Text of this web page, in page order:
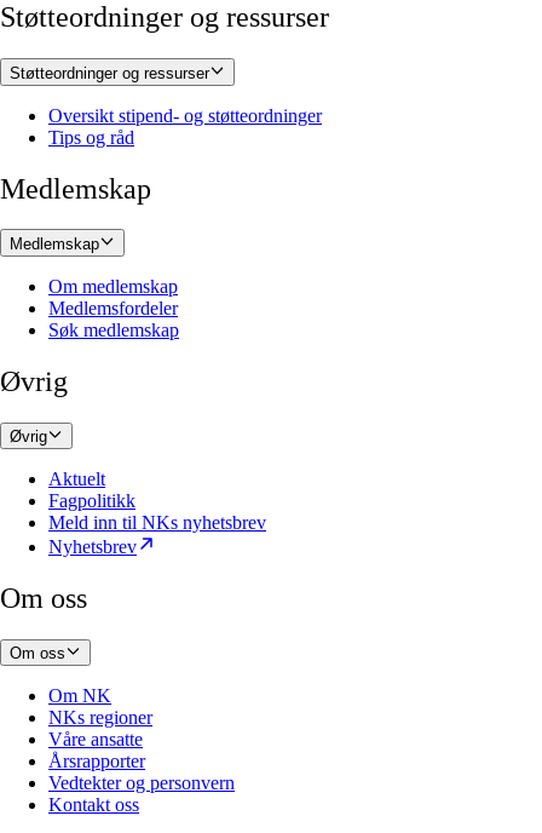
Støtteordninger og ressurser
Støtteordninger og ressurser
Oversikt stipend- og støtteordninger
Tips og råd
Medlemskap
Medlemskap
Om medlemskap
Medlemsfordeler
Søk medlemskap
Øvrig
Øvrig
Aktuelt
Fagpolitikk
Meld inn til NKs nyhetsbrev
Nyhetsbrev
Om oss
Om oss
Om NK
NKs regioner
Våre ansatte
Årsrapporter
Vedtekter og personvern
Kontakt oss